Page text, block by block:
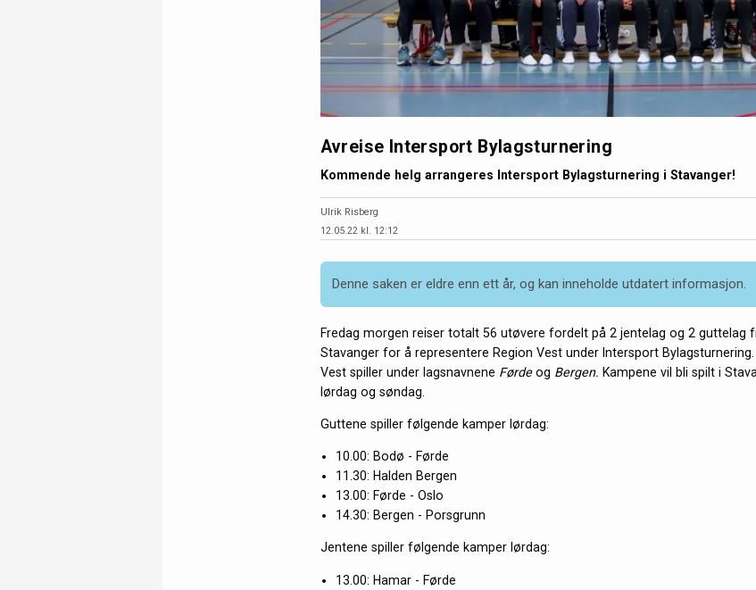
Avreise Intersport Bylagsturnering
Kommende helg arrangeres Intersport Bylagsturnering i Stavanger!
Ulrik Risberg
12.05.22 kl. 12:12
Denne saken er eldre enn ett år, og kan inneholde utdatert informasjon.
Fredag morgen reiser totalt 56 utøvere fordelt på 2 jentelag og 2 guttelag
Stavanger for å representere Region Vest under Intersport
Vest spiller under lagsnavnene Førdeog Bergen. Kampene vil bli spilt i
lørdag og søndag.
Guttene spiller følgende kamper lørdag:
10.00: Bodø - Førde
11.30: Halden Bergen
13.00: Førde - Oslo
14.30: Bergen - Porsgrunn
Jentene spiller følgende kamper lørdag:
13.00: Hamar - Førde